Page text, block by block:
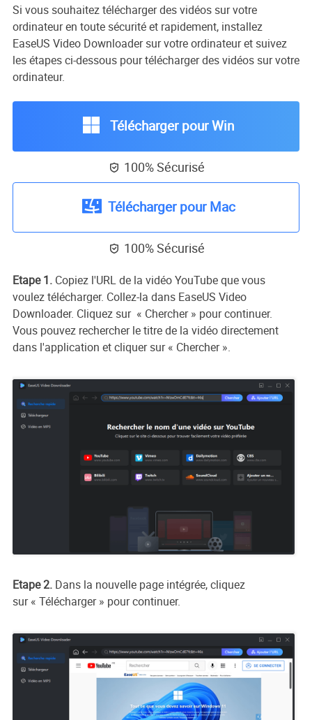
Si vous souhaitez télécharger des vidéos sur votre
ordinateur en toute sécurité et rapidement, installez
EaseUS Video Downloader sur votre ordinateur et suivez
les étapes ci-dessous pour télécharger des vidéos sur votre
ordinateur.
Télécharger pour Win
 100% Sécurisé
Télécharger pour Mac
 100% Sécurisé
Etape 1. Copiez l'URL de la vidéo YouTube que vous
voulez télécharger. Collez-la dans EaseUS Video
Downloader. Cliquez sur « Chercher » pour continuer.
Vous pouvez rechercher le titre de la vidéo directement
dans l'application et cliquer sur « Chercher ».
Etape 2. Dans la nouvelle page intégrée, cliquez
sur « Télécharger » pour continuer.